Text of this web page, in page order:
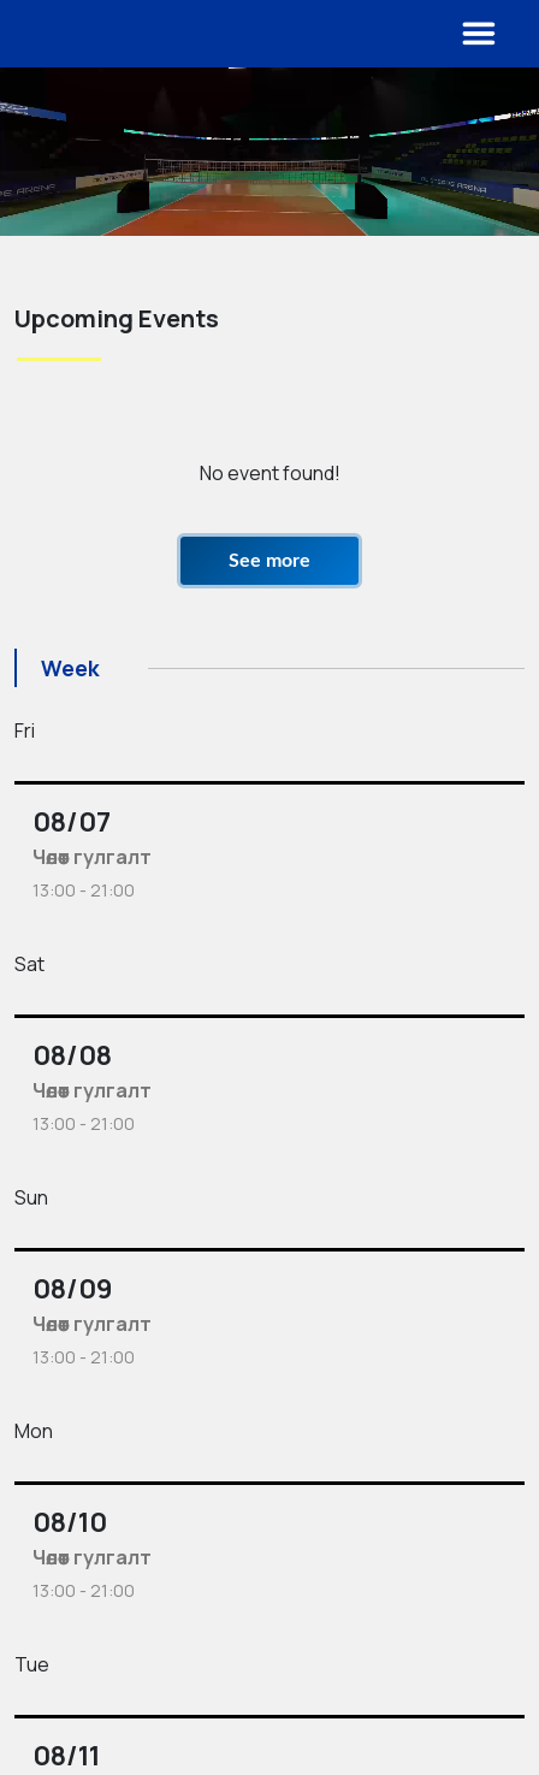
Upcoming Events
No event found!
See more
Week
Fri
08/07
Чөлөөт гулгалт
13:00 - 21:00
Sat
08/08
Чөлөөт гулгалт
13:00 - 21:00
Sun
08/09
Чөлөөт гулгалт
13:00 - 21:00
Mon
08/10
Чөлөөт гулгалт
13:00 - 21:00
Tue
08/11